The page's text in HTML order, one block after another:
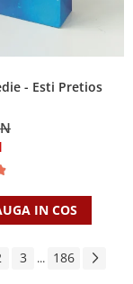
- Esti Pretios
IN COS
3 ... 186